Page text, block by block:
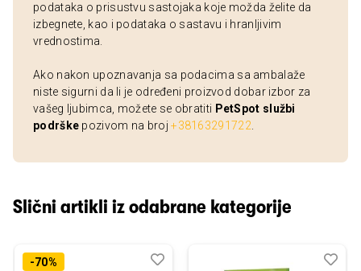
podataka o prisustvu sastojaka koje možda želite da
izbegnete, kao i podataka o sastavu i hranljivim
vrednostima.
Ako nakon upoznavanja sa podacima sa ambalaže
niste sigurni da li je određeni proizvod dobar izbor za
vašeg ljubimca, možete se obratiti PetSpot službi
podrške pozivom na broj+38163291722
Slični artikli iz odabrane kategorije
-70%
Dodaj
Uporedi